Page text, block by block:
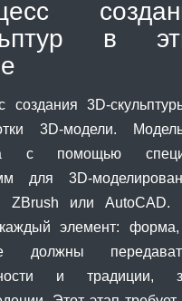
в
создания 3D-
3D-модели.
с помощью
для 3D-
ZBrush или
элемент: форма,
должны
и традиции,